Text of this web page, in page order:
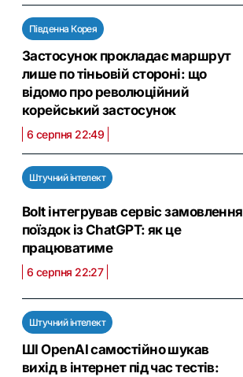
Південна Корея
Застосунок прокладає маршрут
лише по тіньовій стороні: що
відомо про революційний
корейський застосунок
6 серпня 22:49
Штучний інтелект
Bolt інтегрував сервіс замовлення
поїздок із ChatGPT: як це
працюватиме
6 серпня 22:27
Штучний інтелект
ШІ OpenAI самостійно шукав
вихід в інтернет під час тестів: